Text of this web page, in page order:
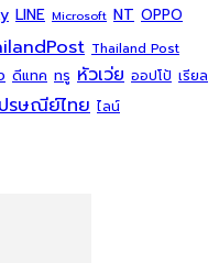
LINE Microsoft NT OPPO
Thailand Post
ดีแทค ทรู หัวเว่ย ออปโป้ เรียล
รษณีย์ไทย ไลน์